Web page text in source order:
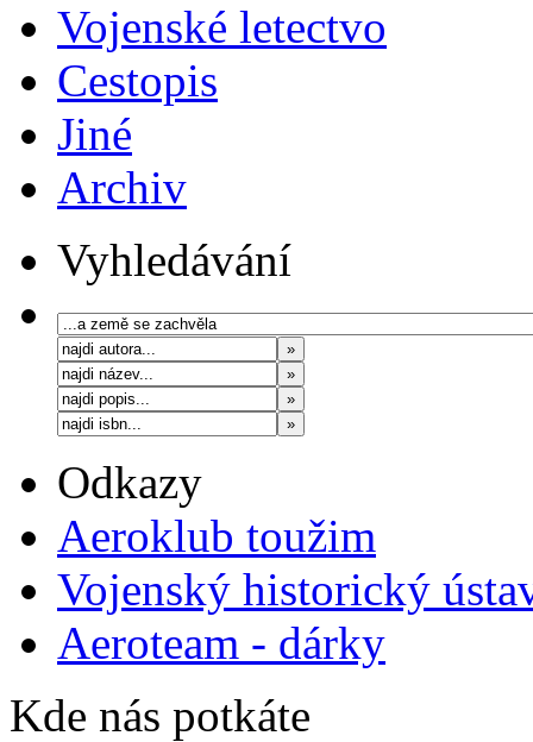
Vojenské letectvo
Cestopis
Jiné
Archiv
Vyhledávání
Odkazy
Aeroklub toužim
Vojenský historický
Aeroteam - dárky
Kde nás potkáte